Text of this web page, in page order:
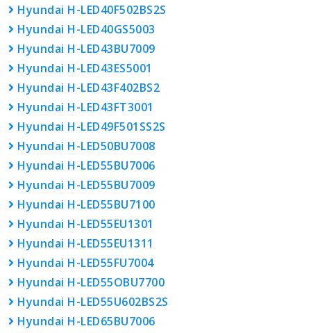
Hyundai H-LED40F502BS2S
Hyundai H-LED40GS5003
Hyundai H-LED43BU7009
Hyundai H-LED43ES5001
Hyundai H-LED43F402BS2
Hyundai H-LED43FT3001
Hyundai H-LED49F501SS2S
Hyundai H-LED50BU7008
Hyundai H-LED55BU7006
Hyundai H-LED55BU7009
Hyundai H-LED55BU7100
Hyundai H-LED55EU1301
Hyundai H-LED55EU1311
Hyundai H-LED55FU7004
Hyundai H-LED55OBU7700
Hyundai H-LED55U602BS2S
Hyundai H-LED65BU7006